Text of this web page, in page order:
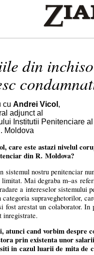
din
cu Andrei Vicol ,
adjunct al
Institutii Penitenciare
Moldova
care este astazi nivelul
din R. Moldova?
nostru penitenciar
limitat. Mai degraba m–as
a intereselor sistemului
supraveghetorilor,
fost arestat un colaborator. In
inregistrate.
atunci cand vorbim despre
prin existenta unor
in cazul luarii de mita de